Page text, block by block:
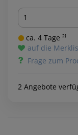
Menge
ca. 4 Tage ²⁾
auf die
Frage zum
2 Angebote